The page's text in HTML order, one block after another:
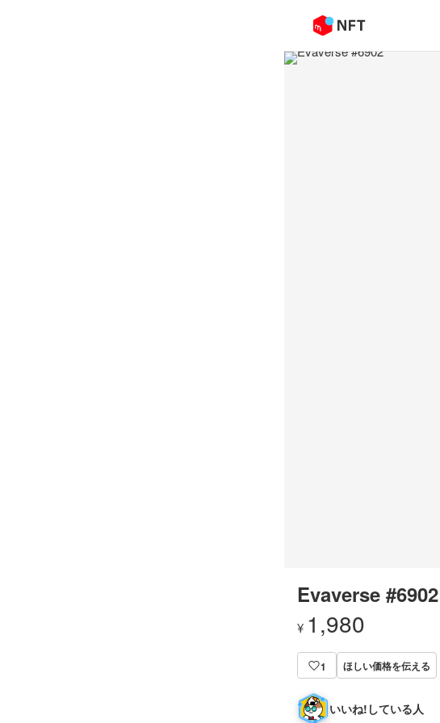
Evaverse #6902
¥ 1,980
1 ほしい価格を伝える
いいね!している人